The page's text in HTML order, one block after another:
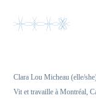
Clara Lou Micheau (elle/
Vit et travaille à Montréal,